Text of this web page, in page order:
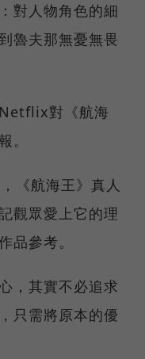
對人物角色的細
魯夫那無憂無畏
對《航海
。
《航海王》真人
觀眾愛上它的理
品參考。
，其實不必追求
只需將原本的優